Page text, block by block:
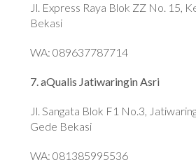
Jl. Express Raya Blok ZZ No. 15,
Bekasi
WA: 089637787714
7. aQualis Jatiwaringin Asri
Jl. Sangata Blok F1 No.3,
Gede Bekasi
WA: 081385995536